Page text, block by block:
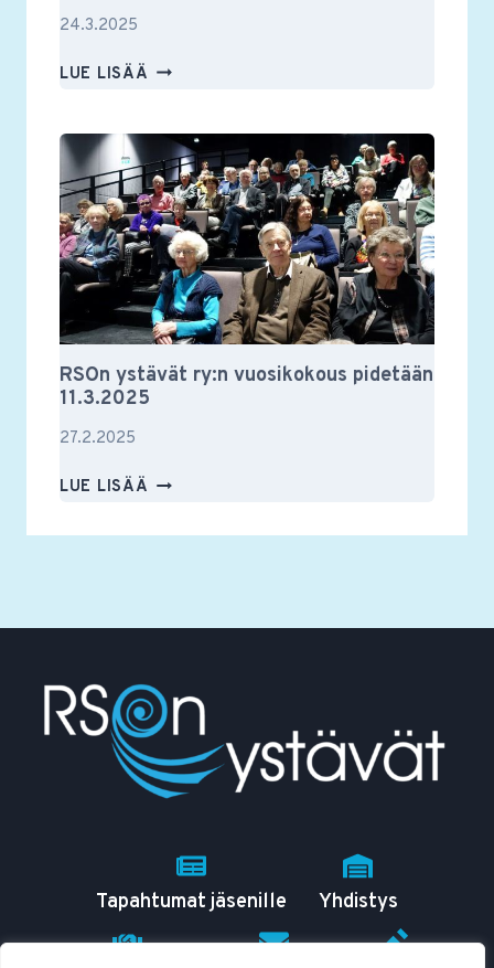
24.3.2025
LUE LISÄÄ RSON
2025
RSOn ystävät ry:n vuosikokous pidetään
11.3.2025
27.2.2025
LUE LISÄÄ RSON
RY:N
Tapahtumat jäsenille Yhdistys